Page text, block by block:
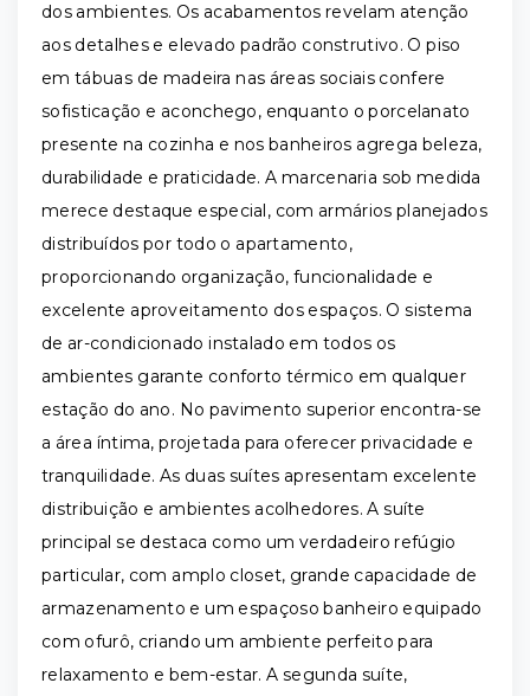
dos ambientes. Os acabamentos revelam atenção
aos detalhes e elevado padrão construtivo. O piso
em tábuas de madeira nas áreas sociais confere
sofisticação e aconchego, enquanto o porcelanato
presente na cozinha e nos banheiros agrega beleza,
durabilidade e praticidade. A marcenaria sob medida
merece destaque especial, com armários planejados
distribuídos por todo o apartamento,
proporcionando organização, funcionalidade e
excelente aproveitamento dos espaços. O sistema
de ar-condicionado instalado em todos os
ambientes garante conforto térmico em qualquer
estação do ano. No pavimento superior encontra-se
a área íntima, projetada para oferecer privacidade e
tranquilidade. As duas suítes apresentam excelente
distribuição e ambientes acolhedores. A suíte
principal se destaca como um verdadeiro refúgio
particular, com amplo closet, grande capacidade de
armazenamento e um espaçoso banheiro equipado
com ofurô, criando um ambiente perfeito para
relaxamento e bem-estar. A segunda suíte,